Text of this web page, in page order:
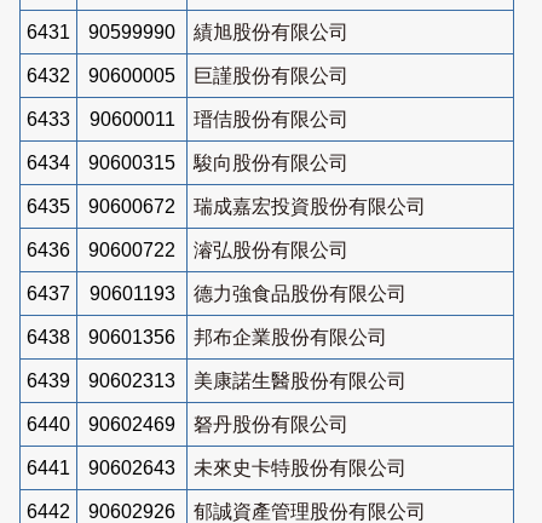
6431 90599990 績旭股份有限公司
6432 90600005 巨謹股份有限公司
6433 90600011 瑨佶股份有限公司
6434 90600315 駿向股份有限公司
6435 90600672 瑞成嘉宏投資股份有限公司
6436 90600722 濬弘股份有限公司
6437 90601193 德力強食品股份有限公司
6438 90601356 邦布企業股份有限公司
6439 90602313 美康諾生醫股份有限公司
6440 90602469 砮丹股份有限公司
6441 90602643 未來史卡特股份有限公司
6442 90602926 郁誠資產管理股份有限公司